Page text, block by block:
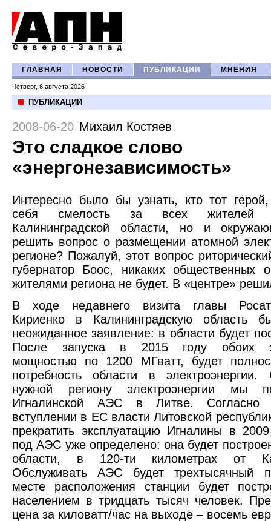
ГЛАВНАЯ НОВОСТИ ПУБЛИКАЦИИ МНЕНИЯ
Четверг, 6 августа 2026
ПУБЛИКАЦИИ
2008-06-20 Михаил Костяев
Это сладкое слово
«энергонезависимость»
Интересно было бы узнать, кто тот
себя смелость за всех жителей
Калининградской области, но и
решить вопрос о размещении атомной
регионе? Пожалуй, этот вопрос
губернатор Боос, никаких общественных
жителями региона не будет. В «центре»
В ходе недавнего визита главы
Кириенко в Калининградскую область
неожиданное заявление: в области будет
После запуска в 2015 году обоих
мощностью по 1200 МГватт, будет
потребность области в
нужной региону электроэнергии мы
Игналинской АЭС в Литве. Согласно
вступлении в ЕС власти Литовской
прекратить эксплуатацию Игналины в
под АЭС уже определено: она будет
области, в 120-ти километрах от
Обслуживать АЭС будет трехтысячный
месте расположения станции будет
населением в тридцать тысяч человек.
цена за киловатт/час на выходе – восемь